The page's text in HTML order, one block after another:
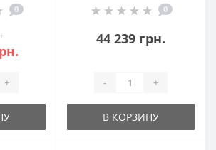
0
+
0
44 239 грн.
- +
В КОРЗИНУ